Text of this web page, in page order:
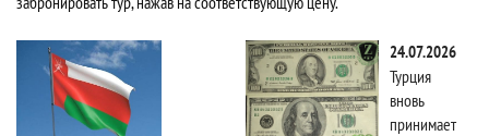
24.07.2026
Турция
вновь
принимает